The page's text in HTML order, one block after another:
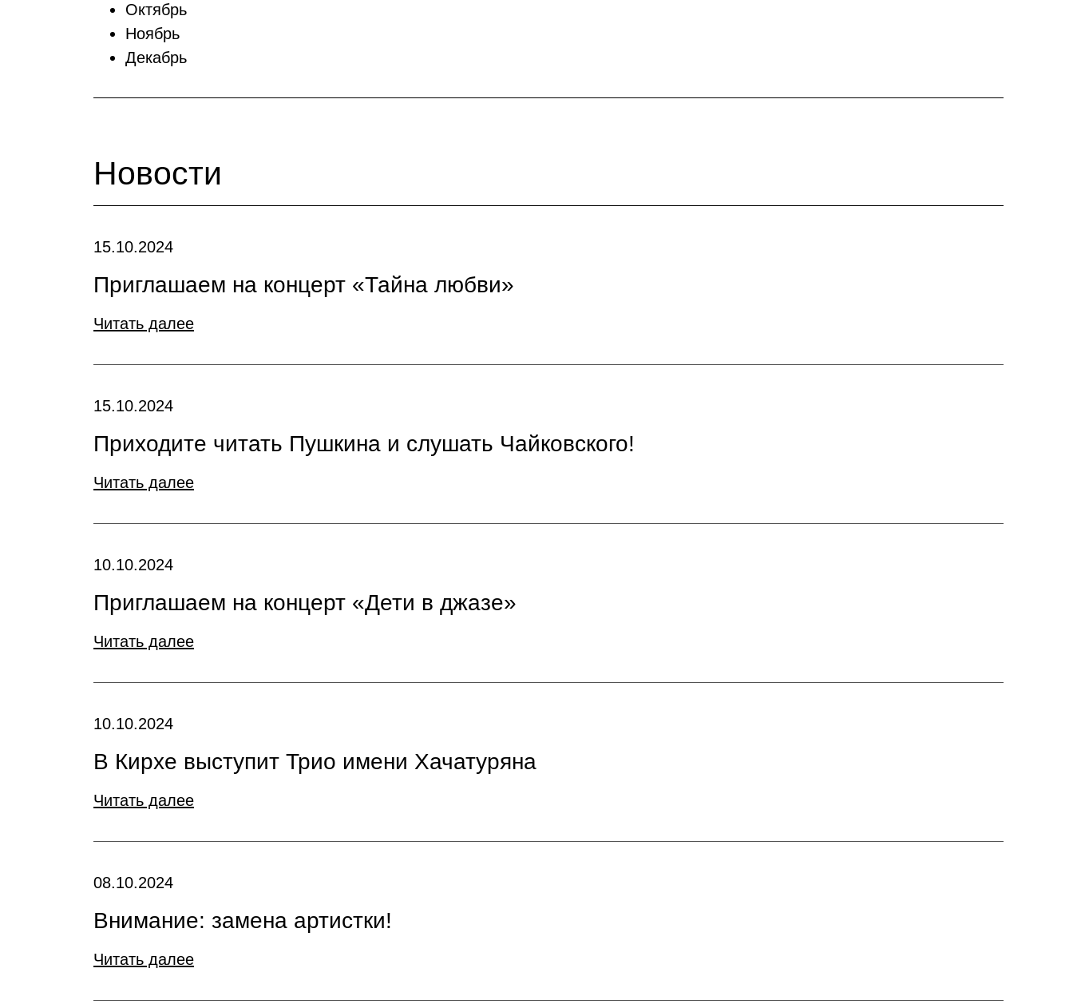
Октябрь
Ноябрь
Декабрь
Новости
15.10.2024
Приглашаем на концерт «Тайна любви»
Читать далее
15.10.2024
Приходите читать Пушкина и слушать Чайковского!
Читать далее
10.10.2024
Приглашаем на концерт «Дети в джазе»
Читать далее
10.10.2024
В Кирхе выступит Трио имени Хачатуряна
Читать далее
08.10.2024
Внимание: замена артистки!
Читать далее